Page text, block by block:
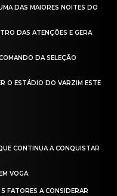
DAS MAIORES NOITES DO
DAS ATENÇÕES E GERA
DA SELEÇÃO
O ESTÁDIO DO VARZIM ESTE
CONTINUA A CONQUISTAR
VOGA
FATORES A CONSIDERAR